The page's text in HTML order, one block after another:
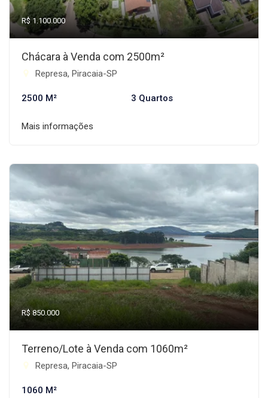
R$ 1.100.000
Chácara à Venda com 2500m²
Represa, Piracaia-SP
2500 M² 3 Quartos
Mais informações
R$ 850.000
Terreno/Lote à Venda com 1060m²
Represa, Piracaia-SP
1060 M²